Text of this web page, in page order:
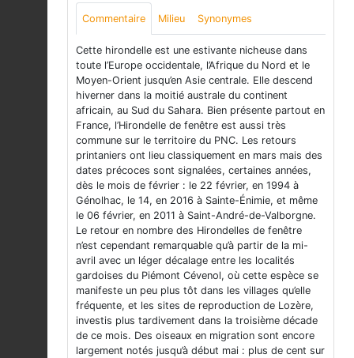
Commentaire Milieu Synonymes
Cette hirondelle est une estivante nicheuse dans
toute l’Europe occidentale, l’Afrique du Nord et le
Moyen-Orient jusqu’en Asie centrale. Elle descend
hiverner dans la moitié australe du continent
africain, au Sud du Sahara. Bien présente partout en
France, l’Hirondelle de fenêtre est aussi très
commune sur le territoire du PNC. Les retours
printaniers ont lieu classiquement en mars mais des
dates précoces sont signalées, certaines années,
dès le mois de février : le 22 février, en 1994 à
Génolhac, le 14, en 2016 à Sainte-Énimie, et même
le 06 février, en 2011 à Saint-André-de-Valborgne.
Le retour en nombre des Hirondelles de fenêtre
n’est cependant remarquable qu’à partir de la mi-
avril avec un léger décalage entre les localités
gardoises du Piémont Cévenol, où cette espèce se
manifeste un peu plus tôt dans les villages qu’elle
fréquente, et les sites de reproduction de Lozère,
investis plus tardivement dans la troisième décade
de ce mois. Des oiseaux en migration sont encore
largement notés jusqu’à début mai : plus de cent sur